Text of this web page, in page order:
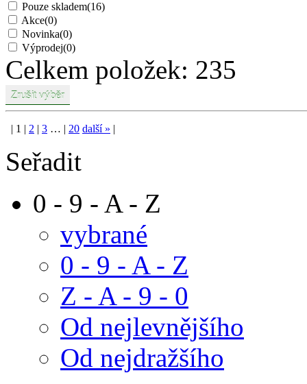
Pouze skladem(16)
Akce(0)
Novinka(0)
Výprodej(0)
Celkem položek: 235
1 2 3 … 20 další »
Seřadit
0 - 9 - A - Z
vybrané
0 - 9 - A - Z
Z - A - 9 - 0
Od nejlevnějšího
Od nejdražšího